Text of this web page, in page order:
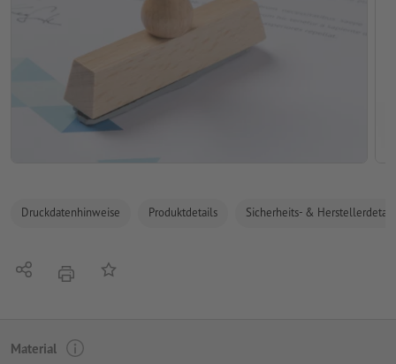
Druckdatenhinweise Produktdetails Sicherheits- &
Teilen DruckenAuf die Merkliste
Material